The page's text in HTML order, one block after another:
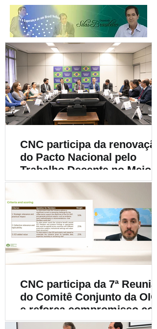
CNC participa da renovação
do Pacto Nacional pelo
Trabalho Decente no Meio
Rural e destaca a
importância da
sustentabilidade social na
cafeicultura
CNC participa da 7ª Reunião
do Comitê Conjunto da OIC
e reforça compromisso com
a cafeicultura mundial